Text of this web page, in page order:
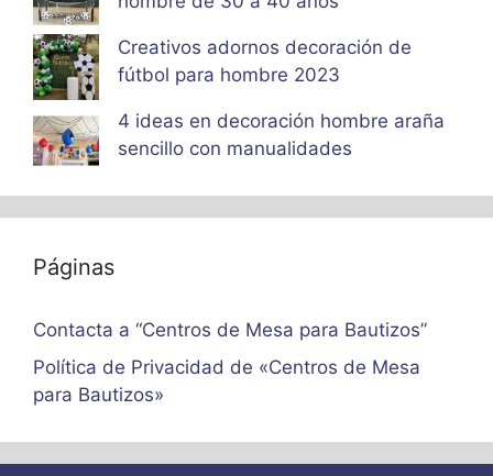
Creativos adornos decoración de
fútbol para hombre 2023
4 ideas en decoración hombre araña
sencillo con manualidades
Páginas
Contacta a “Centros de Mesa para Bautizos”
Política de Privacidad de «Centros de Mesa
para Bautizos»